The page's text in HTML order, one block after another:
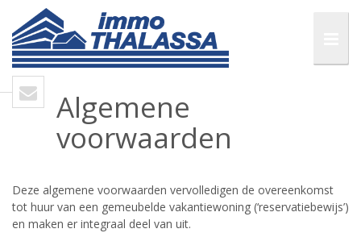
Algemene
voorwaarden
Deze algemene voorwaarden vervolledigen de overeenkomst
tot huur van een gemeubelde vakantiewoning (‘reservatiebewijs’)
en maken er integraal deel van uit.